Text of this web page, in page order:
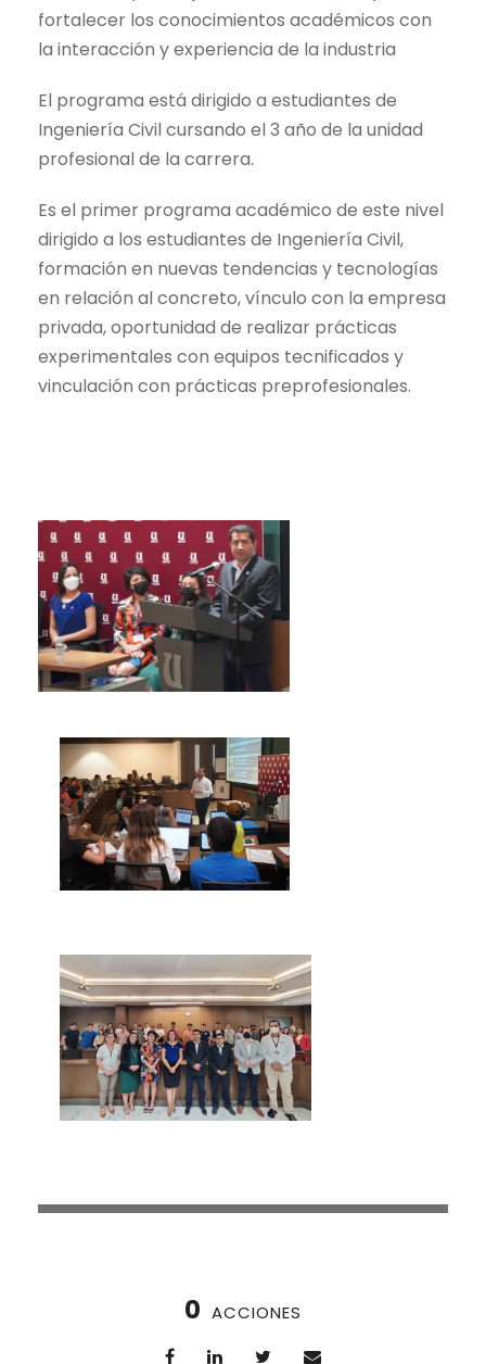
fortalecer los conocimientos académicos con
la interacción y experiencia de la industria
El programa está dirigido a estudiantes de
Ingeniería Civil cursando el 3 año de la unidad
profesional de la carrera.
Es el primer programa académico de este nivel
dirigido a los estudiantes de Ingeniería Civil,
formación en nuevas tendencias y tecnologías
en relación al concreto, vínculo con la empresa
privada, oportunidad de realizar prácticas
experimentales con equipos tecnificados y
vinculación con prácticas preprofesionales.
0 ACCIONES